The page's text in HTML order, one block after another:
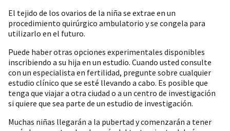
El tejido de los ovarios de la niña se extrae en un
procedimiento quirúrgico ambulatorio y se congela para
utilizarlo en el futuro.
Puede haber otras opciones experimentales disponibles
inscribiendo a su hija en un estudio. Cuando usted consulte
con un especialista en fertilidad, pregunte sobre cualquier
estudio clínico que se esté llevando a cabo. Es posible que
tenga que viajar a otra ciudad o a un centro de investigación
si quiere que sea parte de un estudio de investigación.
Muchas niñas llegarán a la pubertad y comenzarán a tener